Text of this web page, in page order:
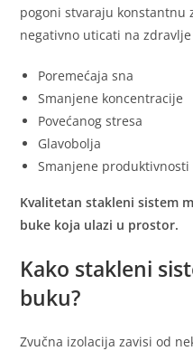
pogoni stvaraju konstantnu
negativno uticati na
Poremećaja sna
Smanjene koncentracije
Povećanog stresa
Glavobolja
Smanjene produktivnosti
Kvalitetan stakleni sistem
buke koja ulazi u prostor.
Kako stakleni
buku?
Zvučna izolacija zavisi od